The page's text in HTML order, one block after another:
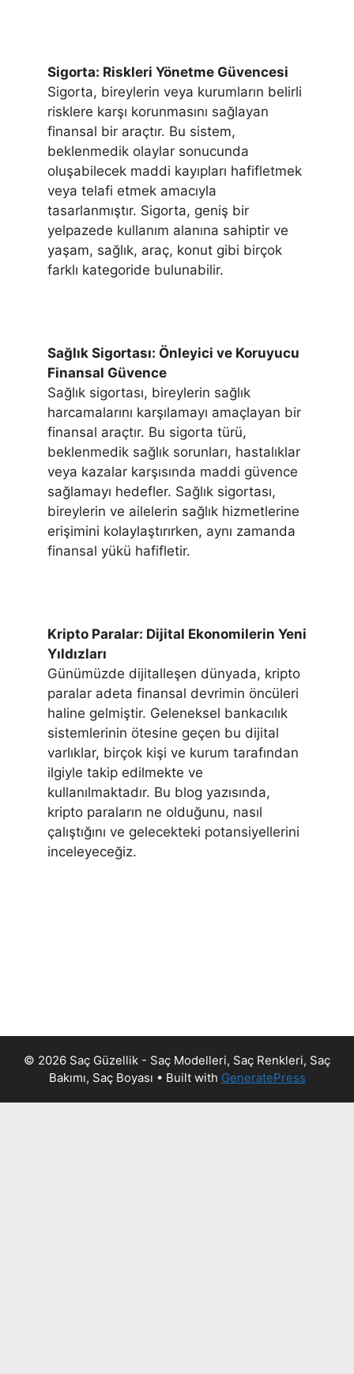
Sigorta: Riskleri Yönetme Güvencesi
Sigorta, bireylerin veya kurumların belirli
risklere karşı korunmasını sağlayan
finansal bir araçtır. Bu sistem,
beklenmedik olaylar sonucunda
oluşabilecek maddi kayıpları hafifletmek
veya telafi etmek amacıyla
tasarlanmıştır. Sigorta, geniş bir
yelpazede kullanım alanına sahiptir ve
yaşam, sağlık, araç, konut gibi birçok
farklı kategoride bulunabilir.
Sağlık Sigortası: Önleyici ve Koruyucu
Finansal Güvence
Sağlık sigortası, bireylerin sağlık
harcamalarını karşılamayı amaçlayan bir
finansal araçtır. Bu sigorta türü,
beklenmedik sağlık sorunları, hastalıklar
veya kazalar karşısında maddi güvence
sağlamayı hedefler. Sağlık sigortası,
bireylerin ve ailelerin sağlık hizmetlerine
erişimini kolaylaştırırken, aynı zamanda
finansal yükü hafifletir.
Kripto Paralar: Dijital Ekonomilerin Yeni
Yıldızları
Günümüzde dijitalleşen dünyada, kripto
paralar adeta finansal devrimin öncüleri
haline gelmiştir. Geleneksel bankacılık
sistemlerinin ötesine geçen bu dijital
varlıklar, birçok kişi ve kurum tarafından
ilgiyle takip edilmekte ve
kullanılmaktadır. Bu blog yazısında,
kripto paraların ne olduğunu, nasıl
çalıştığını ve gelecekteki potansiyellerini
inceleyeceğiz.
© 2026 Saç Güzellik - Saç Modelleri, Saç Renkleri, Saç
Bakımı, Saç Boyası • Built with GeneratePress